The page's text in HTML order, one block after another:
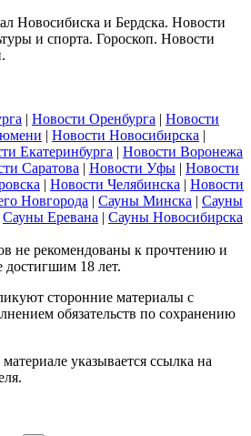
Новосибиска и Бердска. Новости
и спорта. Гороскоп. Новости
| Новости Оренбурга | Новости
| Новости Новосибирска |
Екатеринбурга | Новости Воронежа
Саратова | Новости Уфы | Новости
| Новости Челябинска | Новости
Новгорода | Сауны Минска | Сауны
Сауны Еревана | Сауны Новосибирска
не рекомендованы к прочтению и
18 лет.
сторонние материалы с
обязательств по сохранению
указывается ссылка на